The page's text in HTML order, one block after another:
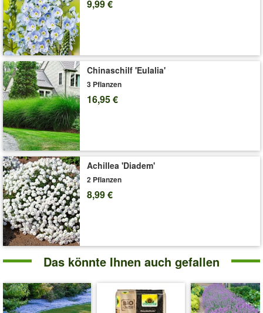
'Sumpf-Schwertlilie 'Versicolor''
9,99 €
Chinaschilf 'Eulalia'
3 Pflanzen
16,95 €
Achillea 'Diadem'
2 Pflanzen
8,99 €
Das könnte Ihnen auch gefallen